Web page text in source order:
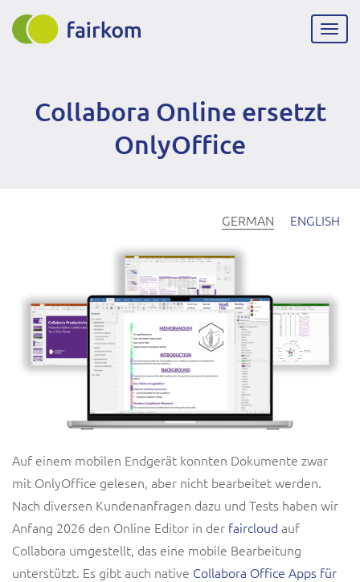
Direkt
zum
Collabora Online ersetzt
OnlyOffice
GERMAN ENGLISH
Auf einem mobilen Endgerät konnten Dokumente zwar
mit OnlyOffice gelesen, aber nicht bearbeitet werden.
Nach diversen Kundenanfragen dazu und Tests haben wir
Anfang 2026 den Online Editor in der faircloud auf
Collabora umgestellt, das eine mobile Bearbeitung
unterstützt. Es gibt auch native Collabora Office Apps für